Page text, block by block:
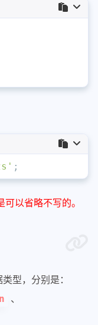
;
以省略不写的。
型，分别是：
、